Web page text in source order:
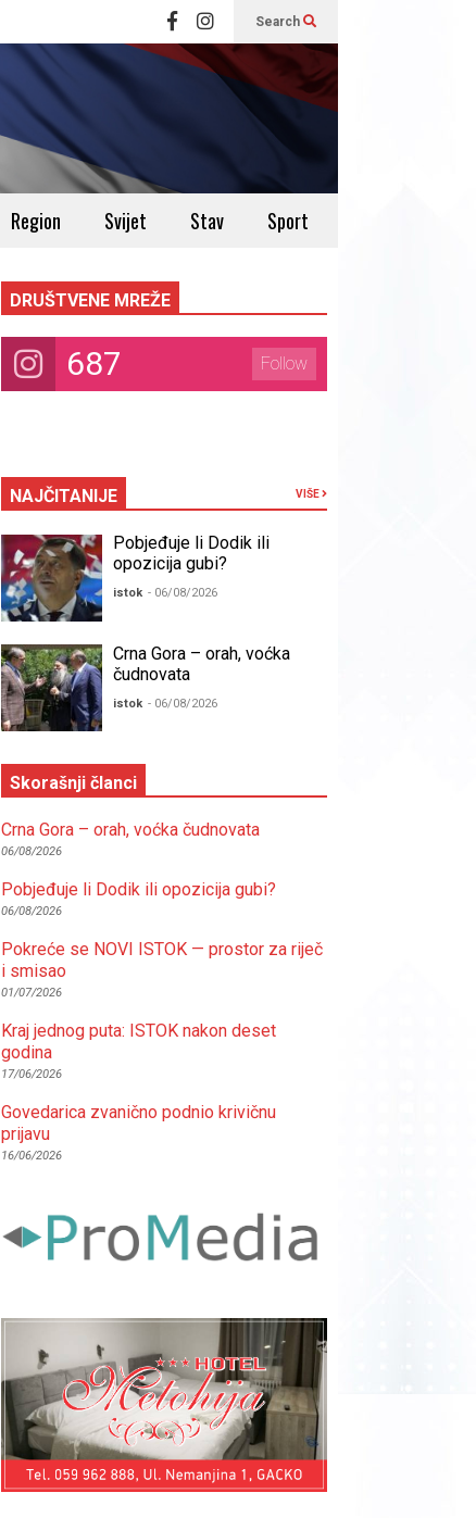
Search
Region Svijet Stav Sport
DRUŠTVENE MREŽE
687 Follow
NAJČITANIJE VIŠE
Pobjeđuje li Dodik ili
opozicija gubi?
istok - 06/08/2026
Crna Gora – orah, voćka
čudnovata
istok - 06/08/2026
Skorašnji članci
Crna Gora – orah, voćka čudnovata
06/08/2026
Pobjeđuje li Dodik ili opozicija gubi?
06/08/2026
Pokreće se NOVI ISTOK — prostor za riječ
i smisao
01/07/2026
Kraj jednog puta: ISTOK nakon deset
godina
17/06/2026
Govedarica zvanično podnio krivičnu
prijavu
16/06/2026